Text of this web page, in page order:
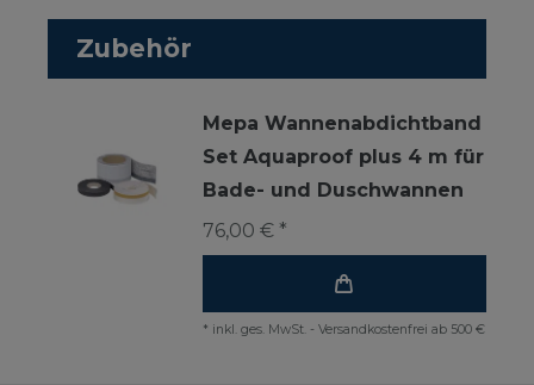
Zubehör
Mepa Wannenabdichtband
Set Aquaproof plus 4 m für
Bade- und Duschwannen
76,00 € *
* inkl. ges. MwSt. - Versandkostenfrei ab 500 €